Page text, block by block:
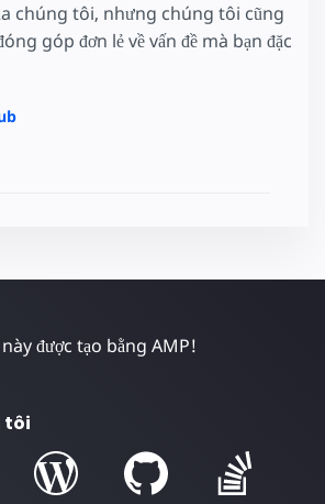
chúng tôi, nhưng chúng tôi cũng
góp đơn lẻ về vấn đề mà bạn đặc
được tạo bằng AMP!
tôi